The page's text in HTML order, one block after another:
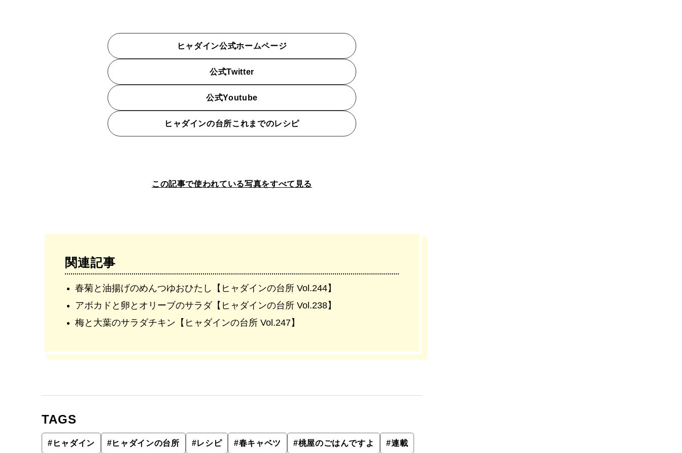
ヒャダイン公式ホームページ
公式Twitter
公式Youtube
ヒャダインの台所これまでのレシピ
この記事で使われている写真をすべて見る
関連記事
春菊と油揚げのめんつゆおひたし【ヒャダインの台所 Vol.244】
アボカドと卵とオリーブのサラダ【ヒャダインの台所 Vol.238】
梅と大葉のサラダチキン【ヒャダインの台所 Vol.247】
TAGS
# ヒャダイン #ヒャダインの台所 #レシピ #春キャベツ #桃屋のごはんですよ #連載